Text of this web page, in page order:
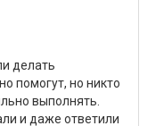
делать
помогут, но никто
выполнять.
и даже ответили